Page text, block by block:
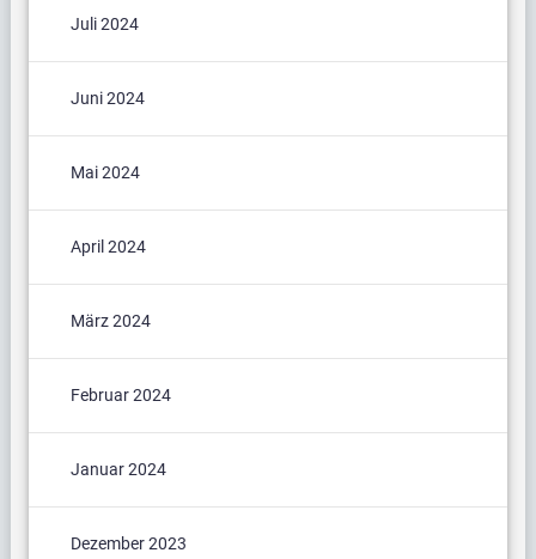
Juli 2024
Juni 2024
Mai 2024
April 2024
März 2024
Februar 2024
Januar 2024
Dezember 2023